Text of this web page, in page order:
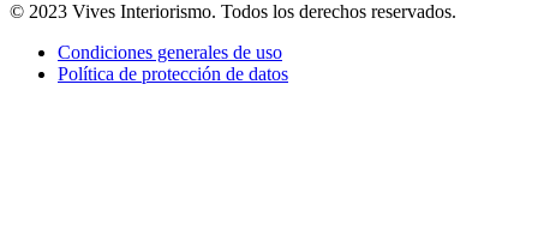
© 2023 Vives Interiorismo. Todos los derechos reservados.
Condiciones generales de uso
Política de protección de datos